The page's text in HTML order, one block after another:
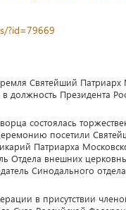
?id=79669
Святейший Патриарх
должность Президента
состоялась
посетили
Патриарха
Отдела внешних
Синодального
в присутствии